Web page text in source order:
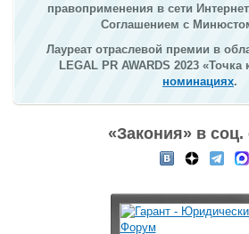
правоприменения в сети
Соглашением с
Лауреат отраслевой премии в
LEGAL PR AWARDS 2023 «Точка
номинациях.
«Закония» в соц.